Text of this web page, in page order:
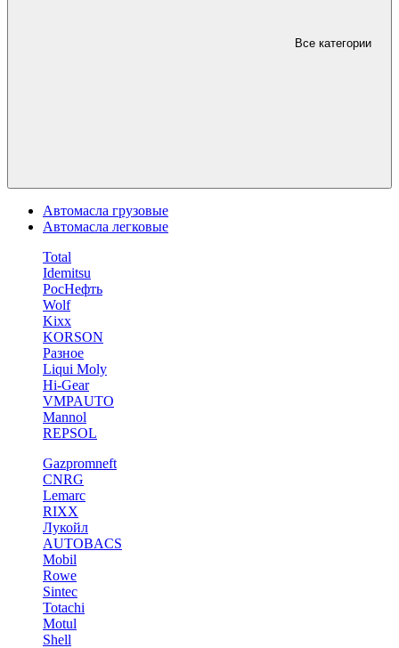
Все категории
Автомасла грузовые
Автомасла легковые
Total
Idemitsu
РосНефть
Wolf
Kixx
KORSON
Разное
Liqui Moly
Hi-Gear
VMPAUTO
Mannol
REPSOL
Gazpromneft
CNRG
Lemarc
RIXX
Лукойл
AUTOBACS
Mobil
Rowe
Sintec
Totachi
Motul
Shell